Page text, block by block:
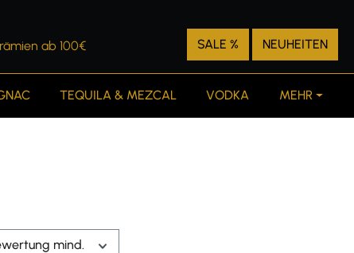
ab 100€ SALE % NEUHEITEN
TEQUILA & MEZCAL VODKA MEHR
mind.